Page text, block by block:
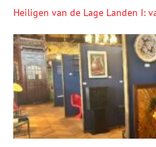
Heiligen van de Lage Landen I: